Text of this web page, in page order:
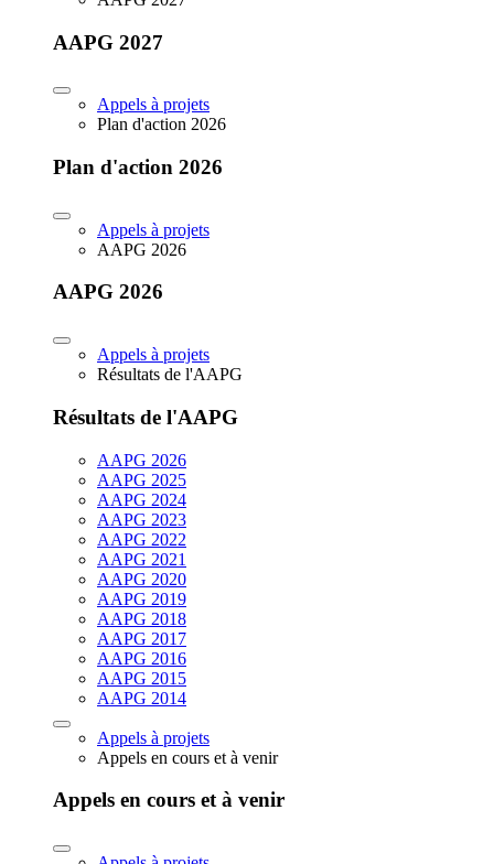
AAPG 2027
Appels à projets
Plan d'action 2026
Plan d'action 2026
Appels à projets
AAPG 2026
AAPG 2026
Appels à projets
Résultats de l'AAPG
Résultats de l'AAPG
AAPG 2026
AAPG 2025
AAPG 2024
AAPG 2023
AAPG 2022
AAPG 2021
AAPG 2020
AAPG 2019
AAPG 2018
AAPG 2017
AAPG 2016
AAPG 2015
AAPG 2014
Appels à projets
Appels en cours et à venir
Appels en cours et à venir